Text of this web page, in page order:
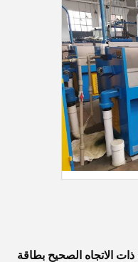
الاتجاه الصحيح بطاقة